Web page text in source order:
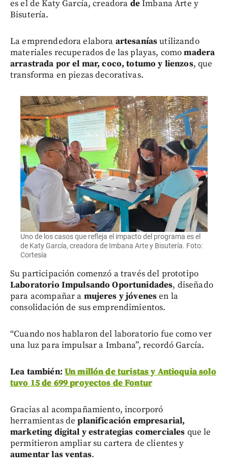
es el de Katy García, creadora deImbana Arte y
Bisutería.
La emprendedora elabora artesaníasutilizando
materiales recuperados de las playas, comomadera
arrastrada por el mar, coco, totumo y lienzos, que
transforma en piezas decorativas.
Uno de los casos que refleja el impacto del programa es el
de Katy García, creadora de Imbana Arte y Bisutería. Foto:
Cortesía
Su participación comenzó a través del prototipo
Laboratorio Impulsando Oportunidades, diseñado
para acompañar a mujeres y jóvenesen la
consolidación de sus emprendimientos.
“Cuando nos hablaron del laboratorio fue como ver
una luz para impulsar a Imbana”, recordó García.
Lea también: Un millón de turistas y Antioquia solo
tuvo 15 de 699 proyectos de Fontur
Gracias al acompañamiento, incorporó
herramientas deplanificación empresarial,
marketing digital y estrategias comerciales que le
permitieron ampliar su cartera de clientes y
aumentar las ventas.